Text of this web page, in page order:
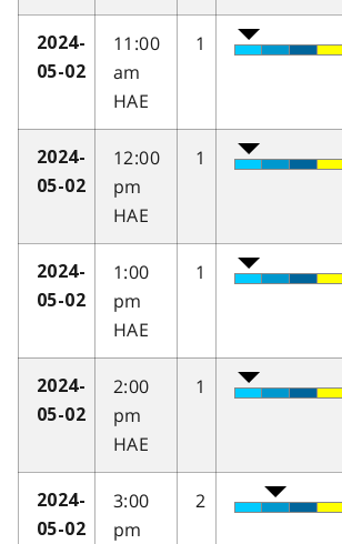
2024-
05-02
11:00
am
HAE
1
2024-
05-02
12:00
pm
HAE
1
2024-
05-02
1:00
pm
HAE
1
2024-
05-02
2:00
pm
HAE
1
2024-
05-02
3:00
pm
2